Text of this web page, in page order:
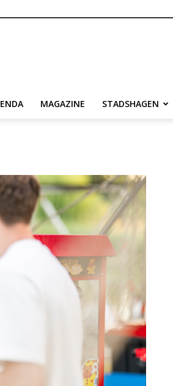
MAGAZINE STADSHAGEN